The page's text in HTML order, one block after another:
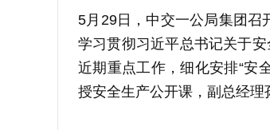
5月29日，中交一公局集团召
学习贯彻习近平总书记关于
近期重点工作，细化安排“安
授安全生产公开课，副总经理